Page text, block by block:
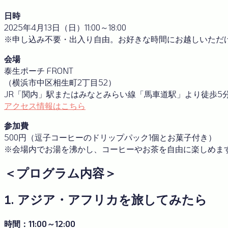
日時
2025年4月13日（日）11:00～18:00
※申し込み不要・出入り自由。お好きな時間にお越しいただ
会場
泰生ポーチ FRONT
（横浜市中区相生町2丁目52）
JR「関内」駅またはみなとみらい線「馬車道駅」より徒歩5
アクセス情報はこちら
参加費
500円（逗子コーヒーのドリップパック1個とお菓子付き）
※会場内でお湯を沸かし、コーヒーやお茶を自由に楽しめま
＜プログラム内容＞
1. アジア・アフリカを旅してみたら
時間：11:00～12:00